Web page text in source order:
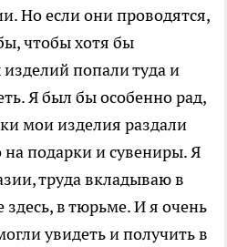
Но если они проводятся,
чтобы хотя бы
попали туда и
Я был бы особенно рад,
мои изделия раздали
подарки и сувениры. Я
труда вкладываю в
в тюрьме. И я очень
увидеть и получить в